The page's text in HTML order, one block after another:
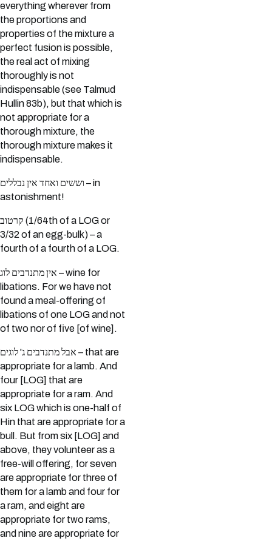
everything wherever from
the proportions and
properties of the mixture a
perfect fusion is possible,
the real act of mixing
thoroughly is not
indispensable (see Talmud
Hullin 83b), but that which is
not appropriate for a
thorough mixture, the
thorough mixture makes it
indispensable.
וששים ואחד אין נבללים – in
astonishment!
קרטוב (1/64th of a LOG or
3/32 of an egg-bulk) – a
fourth of a fourth of a LOG.
אין מתנדבים לוג – wine for
libations. For we have not
found a meal-offering of
libations of one LOG and not
of two nor of five [of wine].
אבל מתנדבים ג' לוגים – that are
appropriate for a lamb. And
four [LOG] that are
appropriate for a ram. And
six LOG which is one-half of
Hin that are appropriate for a
bull. But from six [LOG] and
above, they volunteer as a
free-will offering, for seven
are appropriate for three of
them for a lamb and four for
a ram, and eight are
appropriate for two rams,
and nine are appropriate for